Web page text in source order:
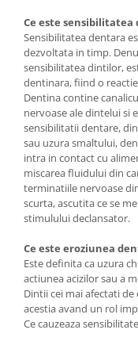
Ce este sensibilitatea
Sensibilitatea dentara
dezvoltata in timp.
sensibilitatea dintilor,
dentinara, fiind o
Dentina contine
nervoase ale dintelui si
sensibilitatii dentare,
sau uzura smaltului,
intra in contact cu
miscarea fluidului din
terminatiile nervoase
scurta, ascutita ce se
stimulului declansator.
Ce este eroziunea
Este definita ca uzura
actiunea acizilor sau a
Dintii cei mai afectati
acestia avand un rol
Ce cauzeaza